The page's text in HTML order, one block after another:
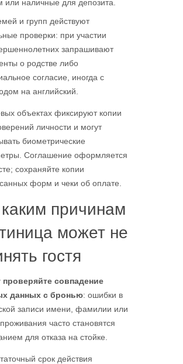
или наличные для депозита.
и групп действуют
проверки: при участии
запрашивают
о родстве либо
согласие, иногда с
на английский.
объектах фиксируют копии
личности и могут
биометрические
Соглашение оформляется
сохраняйте копии
форм и чеки об оплате.
причинам
может не
гостя
проверяйте совпадение
данных с бронью: ошибки в
записи имени, фамилии или
часто становятся
для отказа на стойке.
срок действия